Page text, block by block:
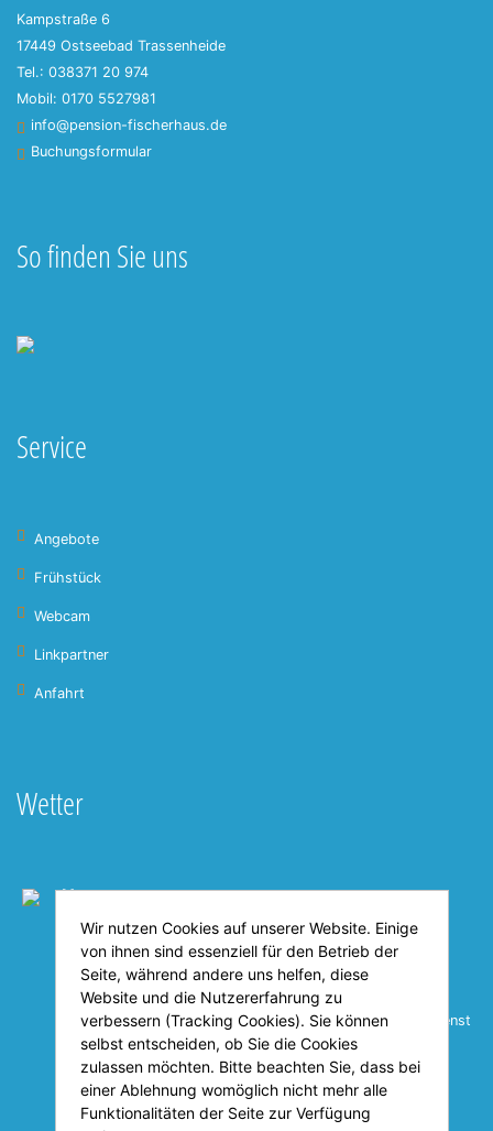
Kampstraße 6
17449 Ostseebad Trassenheide
Tel.: 038371 20 974
Mobil: 0170 5527981
info@pension-fischerhaus.de
Buchungsformular
So finden Sie uns
Service
Angebote
Frühstück
Webcam
Linkpartner
Anfahrt
Wetter
Heute
21°C
21°C 23°C
© Deutscher Wetterdienst
Wir nutzen Cookies auf unserer Website. Einige
von ihnen sind essenziell für den Betrieb der
Seite, während andere uns helfen, diese
Website und die Nutzererfahrung zu
verbessern (Tracking Cookies). Sie können
selbst entscheiden, ob Sie die Cookies
zulassen möchten. Bitte beachten Sie, dass bei
einer Ablehnung womöglich nicht mehr alle
Funktionalitäten der Seite zur Verfügung